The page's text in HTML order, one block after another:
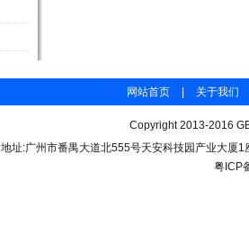
网站首页 关于我们
Copyright 2013-2016
地址:广州市番禺大道北555号天安科技园产业大厦
粤ICP